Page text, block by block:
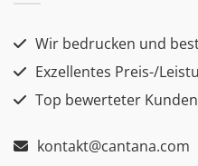
Wir bedrucken und
Exzellentes Preis-/
Top bewerteter
kontakt@cantana.com